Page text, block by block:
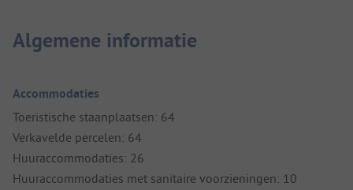
Algemene informatie
Accommodaties
Toeristische staanplaatsen: 64
Verkavelde percelen: 64
Huuraccommodaties: 26
Huuraccommodaties met sanitaire voorzieningen: 10